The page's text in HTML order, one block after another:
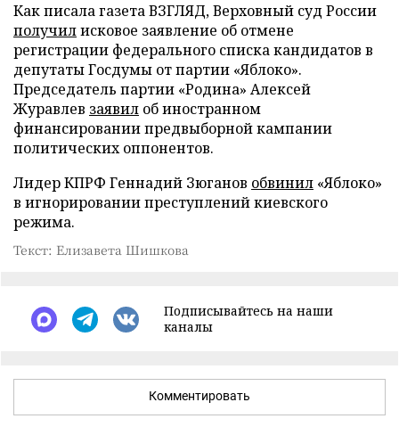
Как писала газета ВЗГЛЯД, Верховный суд России
получилисковое заявление об отмене
регистрации федерального списка кандидатов в
депутаты Госдумы от партии «Яблоко».
Председатель партии «Родина» Алексей
Журавлев заявил об иностранном
финансировании предвыборной кампании
политических оппонентов.
Лидер КПРФ Геннадий Зюганов обвинил «Яблоко»
в игнорировании преступлений киевского
режима.
Текст: Елизавета Шишкова
Подписывайтесь на наши
каналы
Комментировать